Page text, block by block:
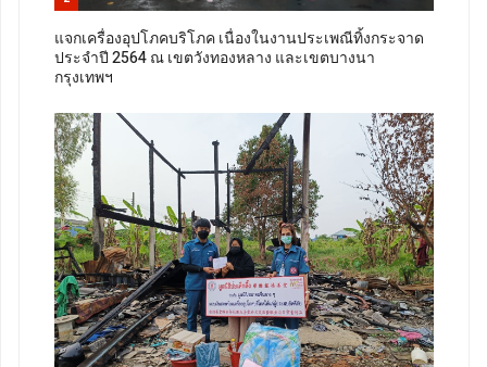
แจกเครื่องอุปโภคบริโภค เนื่องในงานประเพณีทิ้งกระจาด
ประจำปี 2564 ณ เขตวังทองหลาง และเขตบางนา
กรุงเทพฯ